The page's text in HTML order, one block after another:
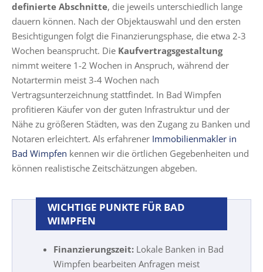
definierte Abschnitte, die jeweils unterschiedlich lange
dauern können. Nach der Objektauswahl und den ersten
Besichtigungen folgt die Finanzierungsphase, die etwa 2-3
Wochen beansprucht. Die Kaufvertragsgestaltung
nimmt weitere 1-2 Wochen in Anspruch, während der
Notartermin meist 3-4 Wochen nach
Vertragsunterzeichnung stattfindet. In Bad Wimpfen
profitieren Käufer von der guten Infrastruktur und der
Nähe zu größeren Städten, was den Zugang zu Banken und
Notaren erleichtert. Als erfahrener Immobilienmakler in
Bad Wimpfen kennen wir die örtlichen Gegebenheiten und
können realistische Zeitschätzungen abgeben.
WICHTIGE PUNKTE FÜR BAD
WIMPFEN
Finanzierungszeit: Lokale Banken in Bad
Wimpfen bearbeiten Anfragen meist